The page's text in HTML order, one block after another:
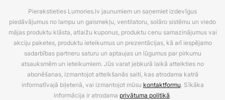
Pierakstieties Lumories.lv jaunumiem un saņemiet izdevīgus
piedāvājumus no lampu un gaismekļu, ventilatoru, solāro sistēmu un viedo
mājas produktu klāsta, atlaižu kuponus, produktu cenu samazinājumus vai
akciju paketes, produktu ieteikumus un prezentācijas, kā arī iespējamo
sadarbības partneru saturu un aptaujas un lūgumus par pirkumu
atsauksmēm un ieteikumiem. Jūs varat jebkurā laikā atteikties no
abonēšanas, izmantojot atteikšanās saiti, kas atrodama katrā
informatīvajā biļetenā, vai izmantojot mūsu kontaktformu. Sīkāka
informācija ir atrodama privātuma politikā.